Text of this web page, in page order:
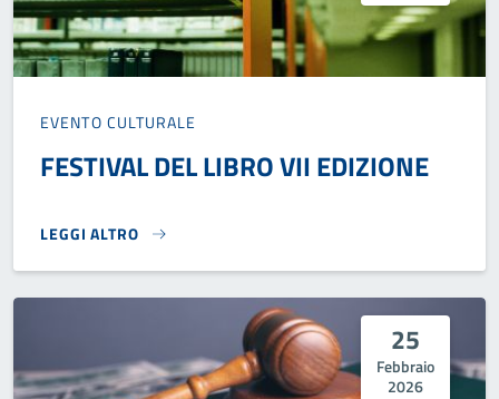
EVENTO CULTURALE
FESTIVAL DEL LIBRO VII EDIZIONE
LEGGI ALTRO
FESTIVAL DEL LIBRO VII EDIZIONE}
25
Febbraio
2026